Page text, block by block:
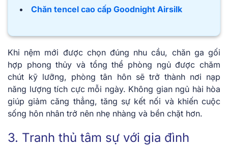
Chăn tencel cao cấp Goodnight Airsilk
Khi nệm mới được chọn đúng nhu cầu, chăn ga gối
hợp phong thủy và tổng thể phòng ngủ được chăm
chút kỹ lưỡng, phòng tân hôn sẽ trở thành nơi nạp
năng lượng tích cực mỗi ngày. Không gian ngủ hài hòa
giúp giảm căng thẳng, tăng sự kết nối và khiến cuộc
sống hôn nhân trở nên nhẹ nhàng và bền chặt hơn.
3. Tranh thủ tâm sự với gia đình